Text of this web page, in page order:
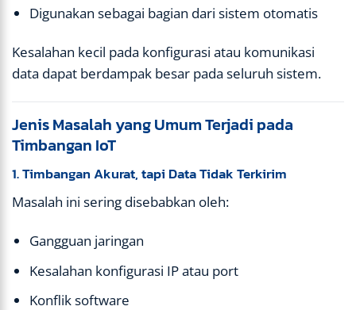
Digunakan sebagai bagian dari sistem otomatis
Kesalahan kecil pada konfigurasi atau komunikasi
data dapat berdampak besar pada seluruh sistem.
Jenis Masalah yang Umum Terjadi pada
Timbangan IoT
1. Timbangan Akurat, tapi Data Tidak Terkirim
Masalah ini sering disebabkan oleh:
Gangguan jaringan
Kesalahan konfigurasi IP atau port
Konflik software